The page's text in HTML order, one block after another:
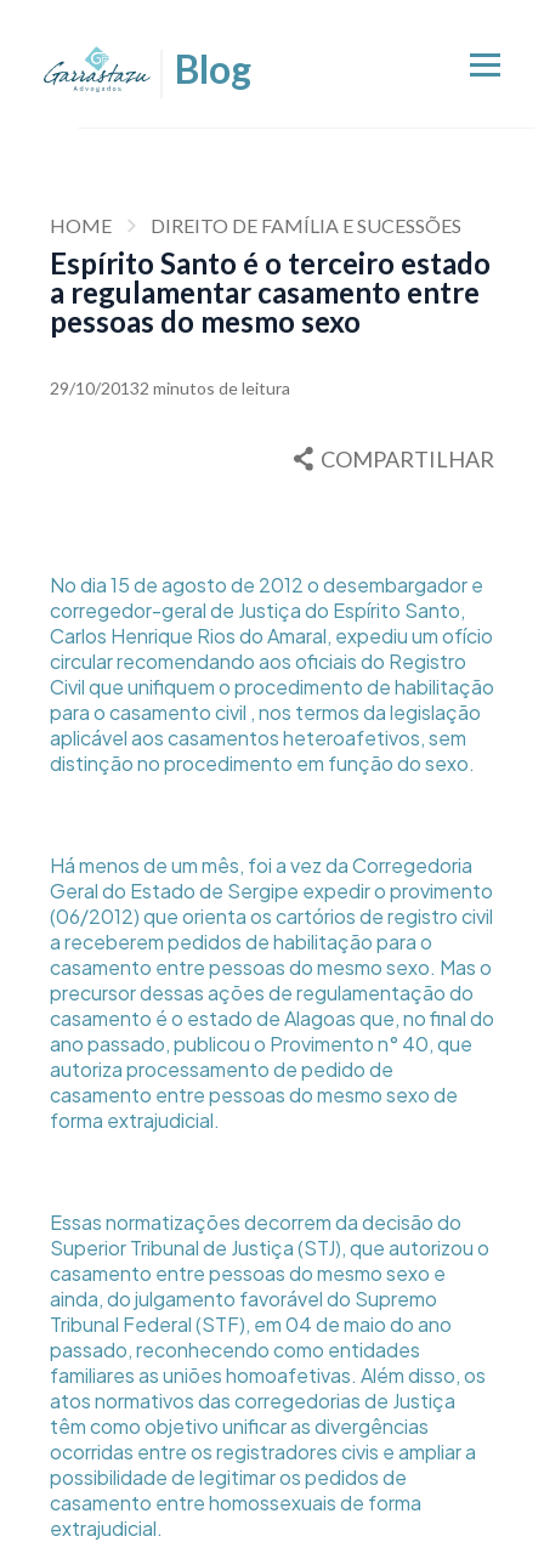
HOME DIREITO DE FAMÍLIA E SUCESSÕES
Espírito Santo é o terceiro estado
a regulamentar casamento entre
pessoas do mesmo sexo
29/10/20132 minutos de leitura
COMPARTILHAR
No dia 15 de agosto de 2012 o desembargador e
corregedor-geral de Justiça do Espírito Santo,
Carlos Henrique Rios do Amaral, expediu um ofício
circular recomendando aos oficiais do Registro
Civil que unifiquem o procedimento de habilitação
para o casamento civil , nos termos da legislação
aplicável aos casamentos heteroafetivos, sem
distinção no procedimento em função do sexo.
Há menos de um mês, foi a vez da Corregedoria
Geral do Estado de Sergipe expedir o provimento
(06/2012) que orienta os cartórios de registro civil
a receberem pedidos de habilitação para o
casamento entre pessoas do mesmo sexo. Mas o
precursor dessas ações de regulamentação do
casamento é o estado de Alagoas que, no final do
ano passado, publicou o Provimento n° 40, que
autoriza processamento de pedido de
casamento entre pessoas do mesmo sexo de
forma extrajudicial.
Essas normatizações decorrem da decisão do
Superior Tribunal de Justiça (STJ), que autorizou o
casamento entre pessoas do mesmo sexo e
ainda, do julgamento favorável do Supremo
Tribunal Federal (STF), em 04 de maio do ano
passado, reconhecendo como entidades
familiares as uniões homoafetivas. Além disso, os
atos normativos das corregedorias de Justiça
têm como objetivo unificar as divergências
ocorridas entre os registradores civis e ampliar a
possibilidade de legitimar os pedidos de
casamento entre homossexuais de forma
extrajudicial.